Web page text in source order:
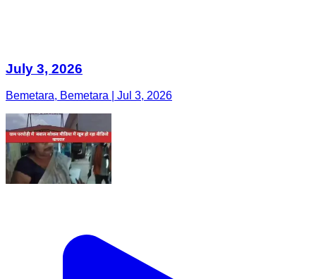
July 3, 2026
Bemetara, Bemetara | Jul 3, 2026